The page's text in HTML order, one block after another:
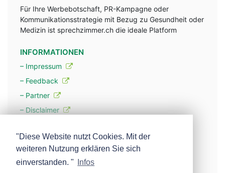
Für Ihre Werbebotschaft, PR-Kampagne oder
Kommunikationsstrategie mit Bezug zu Gesundheit oder
Medizin ist sprechzimmer.ch die ideale Platform
INFORMATIONEN
– Impressum
– Feedback
– Partner
– Disclaimer
– Werbung
– Mehr über unsere Experten
"Diese Website nutzt Cookies. Mit der
weiteren Nutzung erklären Sie sich
einverstanden. "
Infos